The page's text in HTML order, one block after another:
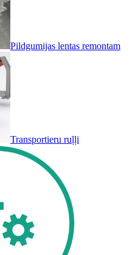
Pildgumijas lentas remontam
Transportieru ruļļi